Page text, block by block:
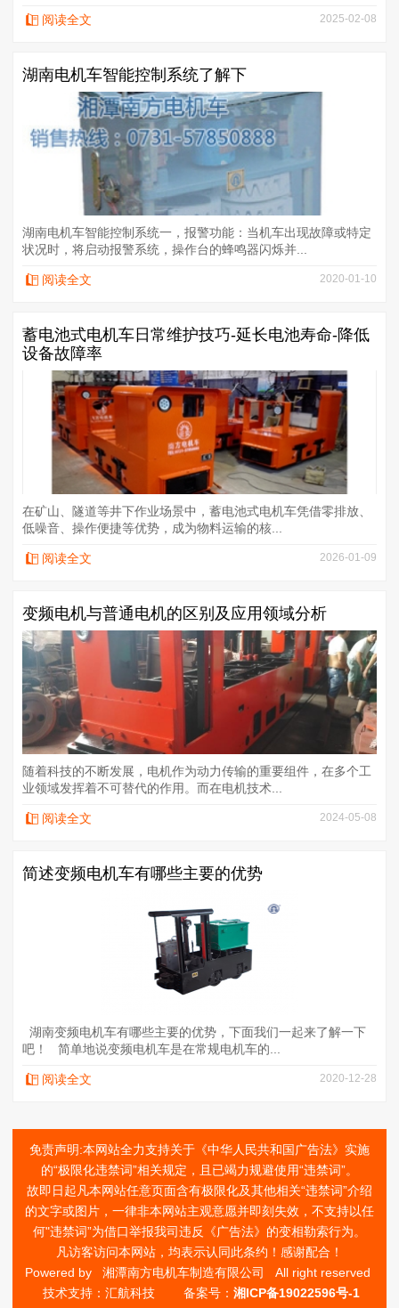
阅读全文 2025-02-08
湖南电机车智能控制系统了解下
湖南电机车智能控制系统一，报警功能：当机车出现故障或特定
状况时，将启动报警系统，操作台的蜂鸣器闪烁并...
阅读全文 2020-01-10
蓄电池式电机车日常维护技巧-延长电池寿命-降低
设备故障率
在矿山、隧道等井下作业场景中，蓄电池式电机车凭借零排放、
低噪音、操作便捷等优势，成为物料运输的核...
阅读全文 2026-01-09
变频电机与普通电机的区别及应用领域分析
随着科技的不断发展，电机作为动力传输的重要组件，在多个工
业领域发挥着不可替代的作用。而在电机技术...
阅读全文 2024-05-08
简述变频电机车有哪些主要的优势
湖南变频电机车有哪些主要的优势，下面我们一起来了解一下
吧！ 简单地说变频电机车是在常规电机车的...
阅读全文 2020-12-28
免责声明:本网站全力支持关于《中华人民共和国广告法》实施
的“极限化违禁词”相关规定，且已竭力规避使用“违禁词”。
故即日起凡本网站任意页面含有极限化及其他相关“违禁词”介绍
的文字或图片，一律非本网站主观意愿并即刻失效，不支持以任
何"违禁词”为借口举报我司违反《广告法》的变相勒索行为。
凡访客访问本网站，均表示认同此条约！感谢配合！
Powered by 湘潭南方电机车制造有限公司
All right reserved
技术支持：汇航科技 备案号： 湘ICP备19022596号-1